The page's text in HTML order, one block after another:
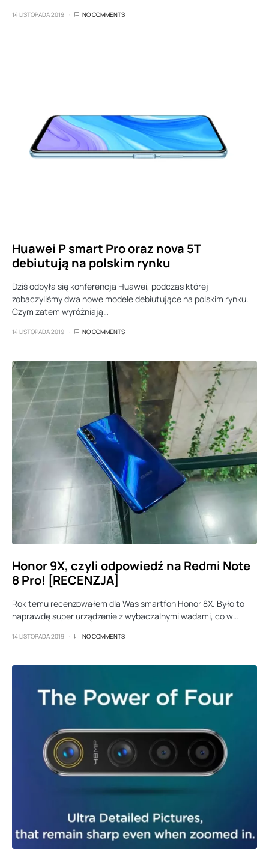
14 LISTOPADA 2019 NO COMMENTS
Huawei P smart Pro oraz nova 5T
debiutują na polskim rynku
Dziś odbyła się konferencja Huawei, podczas której
zobaczyliśmy dwa nowe modele debiutujące na polskim rynku.
Czym zatem wyróżniają…
14 LISTOPADA 2019 NO COMMENTS
Honor 9X, czyli odpowiedź na Redmi Note
8 Pro! [RECENZJA]
Rok temu recenzowałem dla Was smartfon Honor 8X. Było to
naprawdę super urządzenie z wybaczalnymi wadami, co w…
14 LISTOPADA 2019 NO COMMENTS